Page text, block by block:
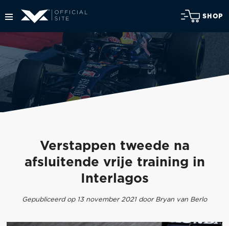
SHOP
Verstappen tweede na
afsluitende vrije training in
Interlagos
Gepubliceerd op 13 november 2021 door Bryan van Berlo